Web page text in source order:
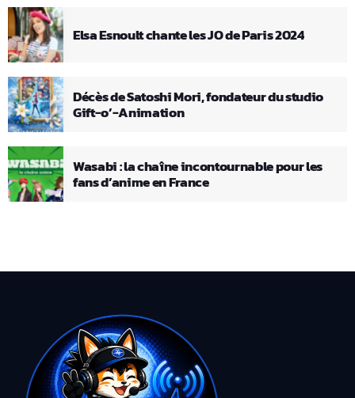
Elsa Esnoult chante les JO de Paris 2024
Décès de Satoshi Mori, fondateur du studio
Gift-o’-Animation
Wasabi : la chaîne incontournable pour les
fans d’anime en France